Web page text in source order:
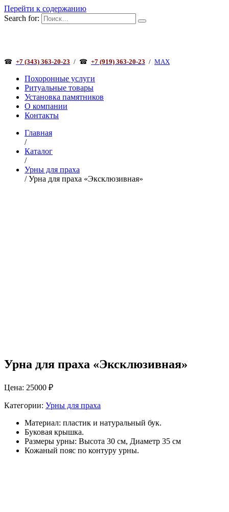
Перейти к содержанию
Search for:
☎ +7 (343) 363-20-23 / ☎ +7 (919) 363-20-23 / MAX
Похоронные услуги
Ритуальные товары
Установка памятников
О компании
Контакты
Главная
/
Каталог
/
Урны для праха
/ Урна для праха «Эксклюзивная»
Урна для праха «Эксклюзивная»
Цена: 25000 ₽
Категории: Урны для праха
Материал: пластик и натуральный бук.
Буковая крышка.
Размеры урны: Высота 30 см, Диаметр 35 см
Кожаный пояс по контуру урны.